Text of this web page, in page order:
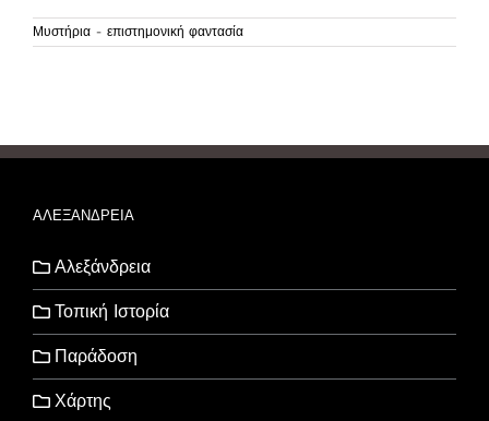
Μυστήρια - επιστημονική φαντασία
ΑΛΕΞΑΝΔΡΕΙΑ
Αλεξάνδρεια
Τοπική Ιστορία
Παράδοση
Χάρτης